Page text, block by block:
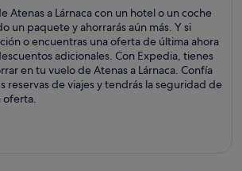
Atenas a Lárnaca con un hotel o un coche
un paquete y ahorrarás aún más. Y si
o encuentras una oferta de última ahora
adicionales. Con Expedia, tienes
en tu vuelo de Atenas a Lárnaca. Confía
reservas de viajes y tendrás la seguridad de
oferta.